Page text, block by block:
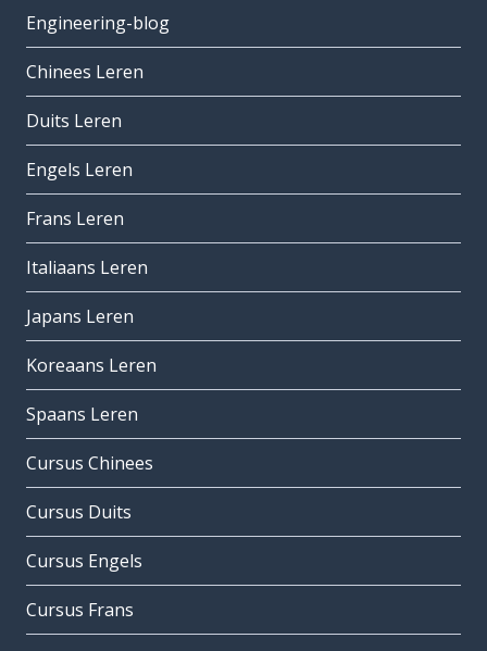
Engineering-blog
Chinees Leren
Duits Leren
Engels Leren
Frans Leren
Italiaans Leren
Japans Leren
Koreaans Leren
Spaans Leren
Cursus Chinees
Cursus Duits
Cursus Engels
Cursus Frans